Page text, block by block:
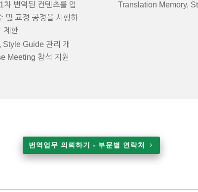
차 번역된 컨텐츠를 업
및 교정 공정을 시행하
제한
Style Guide 관리 개
Meeting 참석 지원
Translation Memory,
번역업무 의뢰하기 - 부문별 연락처